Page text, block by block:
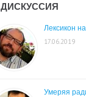
ДИСКУССИЯ
Лексикон
17.06.2019
Умеряя